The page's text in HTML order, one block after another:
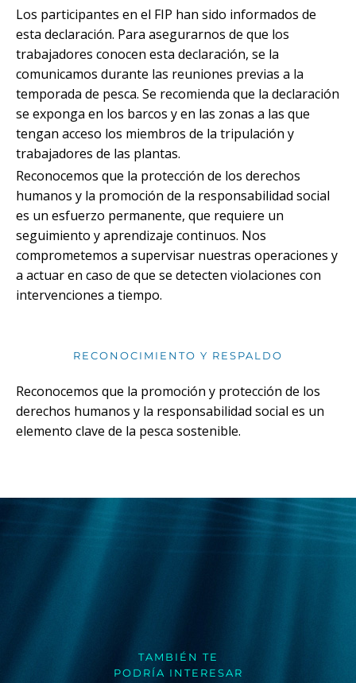
Los participantes en el FIP han sido informados de
esta declaración. Para asegurarnos de que los
trabajadores conocen esta declaración, se la
comunicamos durante las reuniones previas a la
temporada de pesca. Se recomienda que la declaración
se exponga en los barcos y en las zonas a las que
tengan acceso los miembros de la tripulación y
trabajadores de las plantas.
Reconocemos que la protección de los derechos
humanos y la promoción de la responsabilidad social
es un esfuerzo permanente, que requiere un
seguimiento y aprendizaje continuos. Nos
comprometemos a supervisar nuestras operaciones y
a actuar en caso de que se detecten violaciones con
intervenciones a tiempo.
RECONOCIMIENTO Y RESPALDO
Reconocemos que la promoción y protección de los
derechos humanos y la responsabilidad social es un
elemento clave de la pesca sostenible.
TAMBIÉN TE
PODRÍA INTERESAR